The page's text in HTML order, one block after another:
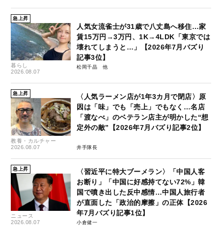
急上昇
暮らし
2026.08.07
人気女流雀士が31歳で八丈島へ移住…家
賃15万円→3万円、1K→4LDK「東京では
壊れてしまうと…」【2026年7月バズり
記事3位】
松岡千晶
急上昇
教養・カルチャー
2026.08.07
〈人気ラーメン店が1年3カ月で閉店〉原
因は「味」でも「売上」でもなく…名店
「渡なべ」のベテラン店主が明かした“想
定外の敵”【2026年7月バズり記事2位】
井手隊長
急上昇
ニュース
2026.08.07
〈習近平に特大ブーメラン〉「中国人客
お断り」「中国に好感持てない72%」韓
国で噴き出した反中感情…中国人旅行者
が直面した「政治的摩擦」の正体【2026
年7月バズり記事1位】
小倉健一